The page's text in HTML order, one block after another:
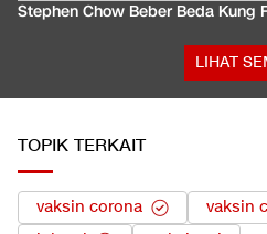
Stephen Chow Beber Beda Kung
LIHAT
TOPIK TERKAIT
vaksin corona vaksin